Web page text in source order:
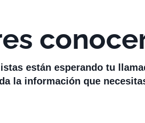
están esperando tu
la información que